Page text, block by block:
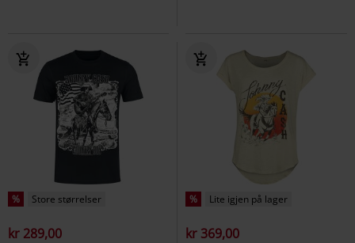
% Store størrelser
kr 289,00
% Lite igjen på lager
kr 369,00